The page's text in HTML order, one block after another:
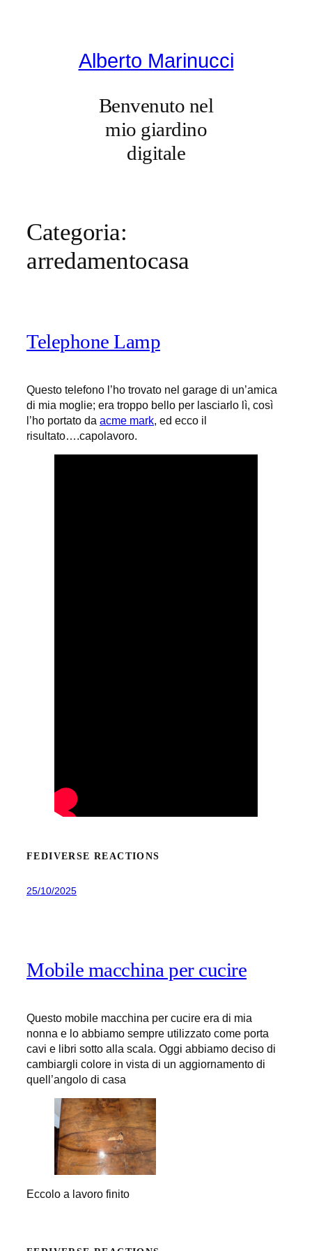
Alberto Marinucci
Benvenuto nel
mio giardino
digitale
Categoria:
arredamentocasa
Telephone Lamp
Questo telefono l’ho trovato nel garage di un’amica
di mia moglie; era troppo bello per lasciarlo lì, così
l’ho portato da acme mark, ed ecco il
risultato….capolavoro.
FEDIVERSE REACTIONS
25/10/2025
Mobile macchina per cucire
Questo mobile macchina per cucire era di mia
nonna e lo abbiamo sempre utilizzato come porta
cavi e libri sotto alla scala. Oggi abbiamo deciso di
cambiargli colore in vista di un aggiornamento di
quell’angolo di casa
Eccolo a lavoro finito